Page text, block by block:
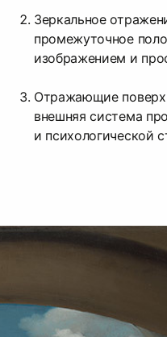
Зеркальное
промежуточное
изображением и
Отражающие
внешняя система
и психологической